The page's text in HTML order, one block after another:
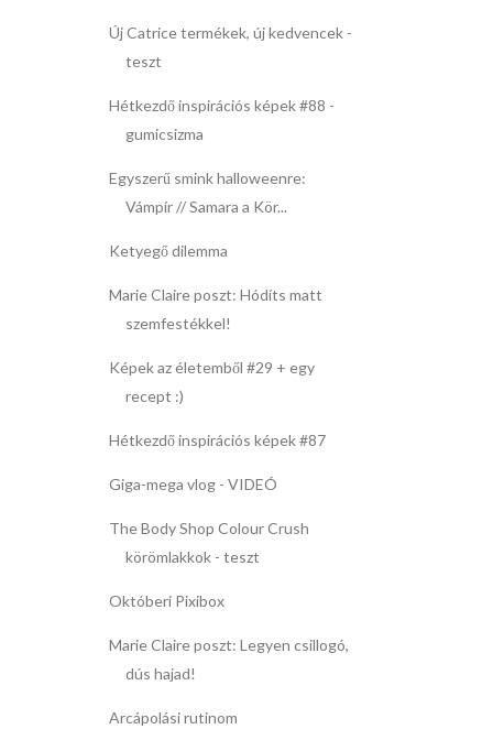
Új Catrice termékek, új kedvencek -
teszt
Hétkezdő inspirációs képek #88 -
gumicsizma
Egyszerű smink halloweenre:
Vámpír // Samara a Kör...
Ketyegő dilemma
Marie Claire poszt: Hódíts matt
szemfestékkel!
Képek az életemből #29 + egy
recept :)
Hétkezdő inspirációs képek #87
Giga-mega vlog - VIDEÓ
The Body Shop Colour Crush
körömlakkok - teszt
Októberi Pixibox
Marie Claire poszt: Legyen csillogó,
dús hajad!
Arcápolási rutinom